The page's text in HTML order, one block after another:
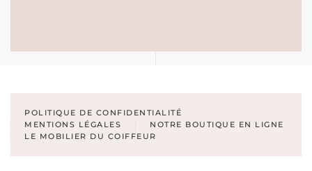
POLITIQUE DE CONFIDENTIALITÉ
MENTIONS LÉGALES
NOTRE BOUTIQUE EN LIGNE
LE MOBILIER DU COIFFEUR